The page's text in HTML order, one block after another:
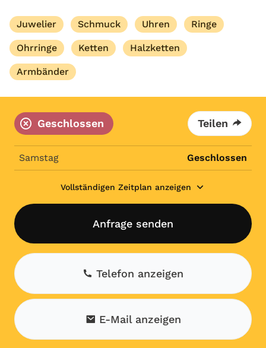
Juwelier Schmuck Uhren Ringe
Ohrringe Ketten Halzketten
Armbänder
Geschlossen Teilen
Samstag Geschlossen
Vollständigen Zeitplan anzeigen
Anfrage senden
Telefon anzeigen
E-Mail anzeigen